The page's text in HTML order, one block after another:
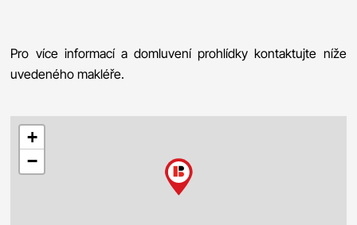
Pro více informací a domluvení prohlídky kontaktujte níže
uvedeného makléře.
+
−